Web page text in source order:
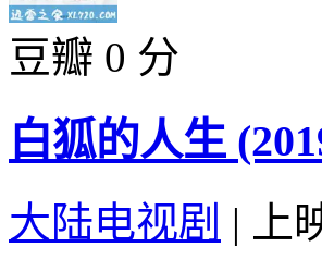
豆瓣 0 分
白狐的人生
大陆电视剧 | 上